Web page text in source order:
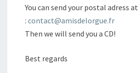
You can send your postal adress
: contact@amisdelorgue.fr
Then we will send you a CD!
Best regards